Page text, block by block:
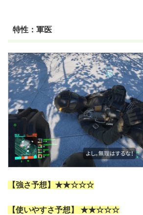
特性：軍医
【強さ予想】★★☆☆☆
【使いやすさ予想】 ★★☆☆☆